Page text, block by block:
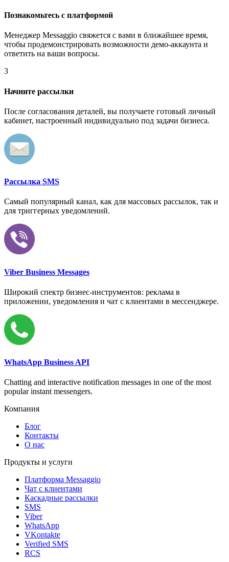
Познакомьтесь с платформой
Менеджер Messaggio свяжется с вами в ближайшее время,
чтобы продемонстрировать возможности демо-аккаунта и
ответить на ваши вопросы.
3
Начните рассылки
После согласования деталей, вы получаете готовый личный
кабинет, настроенный индивидуально под задачи бизнеса.
Рассылка SMS
Самый популярный канал, как для массовых рассылок, так и
для триггерных уведомлений.
Viber Business Messages
Широкий спектр бизнес-инструментов: реклама в
приложении, уведомления и чат с клиентами в мессенджере.
WhatsApp Business API
Chatting and interactive notification messages in one of the most
popular instant messengers.
Компания
Блог
Контакты
О нас
Продукты и услуги
Платформа Messaggio
Чат с клиентами
Каскадные рассылки
SMS
Viber
WhatsApp
VKontakte
Verified SMS
RCS